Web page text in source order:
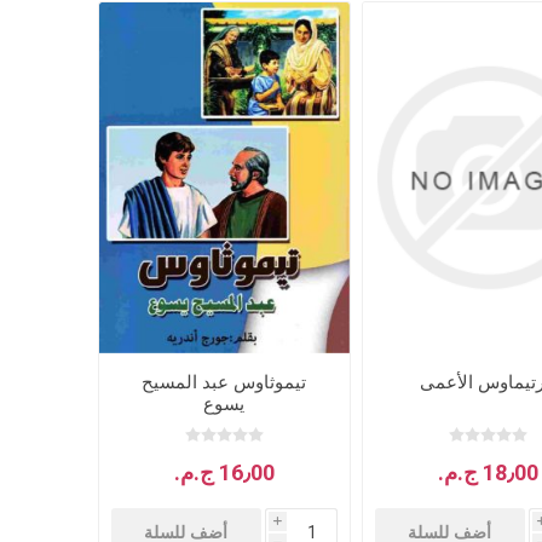
أطفال ومدارس الأحد
كتب للاطفال
قصص للاطفال
الأعمى
18٫00 ج.م.‏
أضف للسلة
تيموثاوس عبد المسيح
يسوع
16٫00 ج.م.‏
i
أضف للسلة